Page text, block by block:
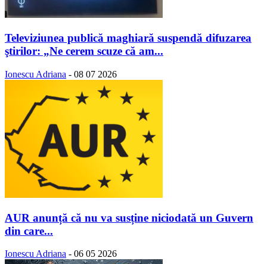
Televiziunea publică maghiară suspendă difuzarea
ştirilor: „Ne cerem scuze că am...
Ionescu Adriana - 08 07 2026
AUR anunță că nu va susține niciodată un Guvern
din care...
Ionescu Adriana - 06 05 2026